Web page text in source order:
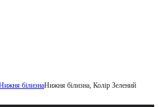
білизнаНижня білизна, Колір Зелений